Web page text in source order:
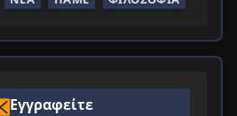
Εγγραφείτε